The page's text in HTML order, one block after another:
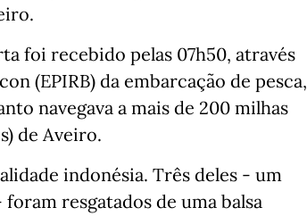
foi recebido pelas 07h50, através
(EPIRB) da embarcação de pesca,
navegava a mais de 200 milhas
de Aveiro.
indonésia. Três deles - um
resgatados de uma balsa